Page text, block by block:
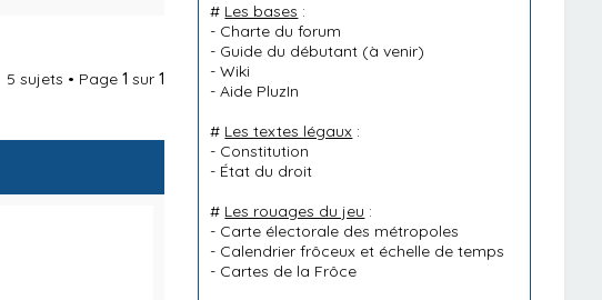
5 sujets • Page1 sur1
# Les bases :
- Charte du forum
- Guide du débutant (à venir)
-Wiki
-Aide PluzIn
# Les textes légaux :
- Constitution
- État du droit
# Les rouages du jeu :
- Carte électorale des métropoles
- Calendrier frôceux et échelle de temps
- Cartes de la Frôce